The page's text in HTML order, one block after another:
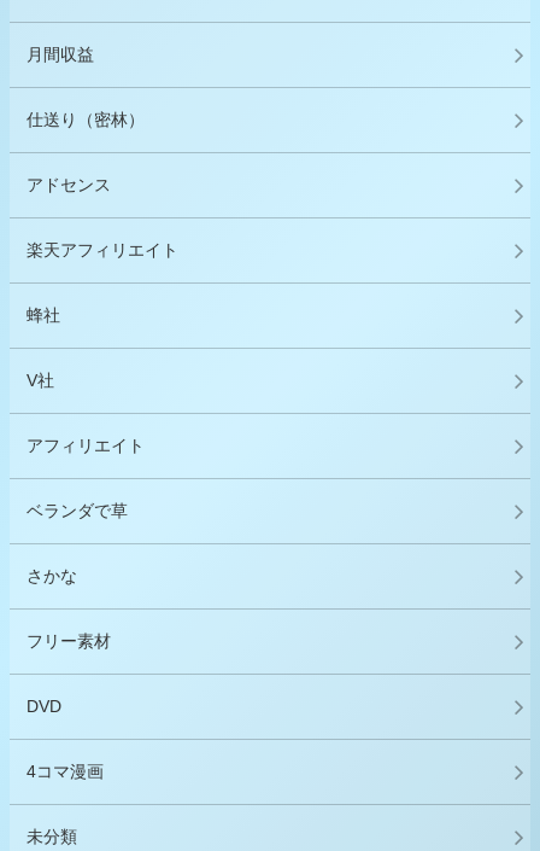
月間収益
仕送り（密林）
アドセンス
楽天アフィリエイト
蜂社
V社
アフィリエイト
ベランダで草
さかな
フリー素材
DVD
4コマ漫画
未分類